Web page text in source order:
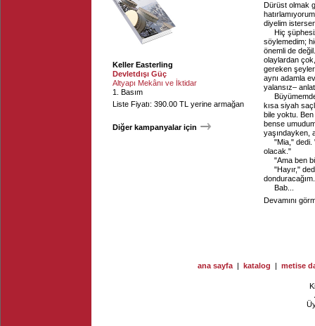
Keller Easterling
Devletdışı Güç
Altyapı Mekânı ve İktidar
1. Basım
Liste Fiyatı: 390.00 TL yerine armağan
Diğer kampanyalar için
Dürüst olmak
diyelim
Hiç
söylemedim;
önemli de
olaylardan
gereken
aynı adamla
yalansız–
kısa siyah
bile yoktu.
bense
yaşındayken,
"Mia," dedi.
olacak."
"Ama ben
"Hayır,"
Bab...
Devamını
ana sayfa | katalog | metise